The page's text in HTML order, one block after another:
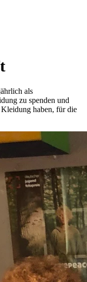
als
zu spenden und
haben, für die